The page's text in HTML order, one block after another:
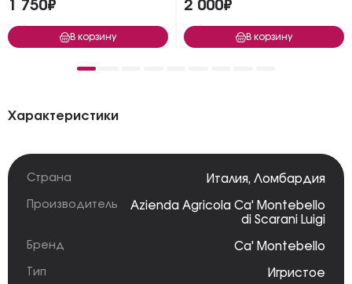
1 750₽
В корзину
2 000₽
В корзину
Характеристики
Страна Италия, Ломбардия
Производитель
Azienda Agricola Ca' Montebello
di Scarani Luigi
Бренд Ca' Montebello
Тип Игристое